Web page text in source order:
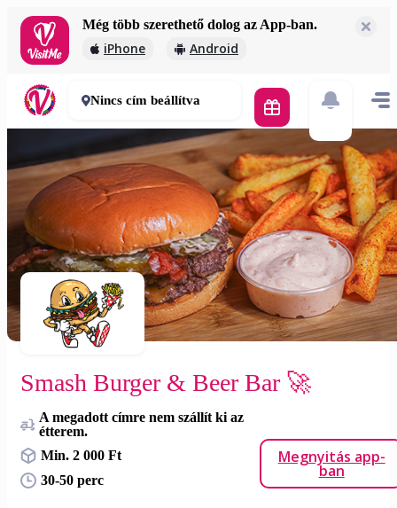
Még több szerethető dolog az App-ban.
iPhone Android
Smash Burger & Beer Bar 🚀
2 000 Ft
30-50 perc
Nincs cím beállítva
Smash Burger & Beer Bar 🚀
A megadott címre nem szállít ki az
étterem.
Min. 2 000 Ft
30-50 perc
Megnyitás app-
ban